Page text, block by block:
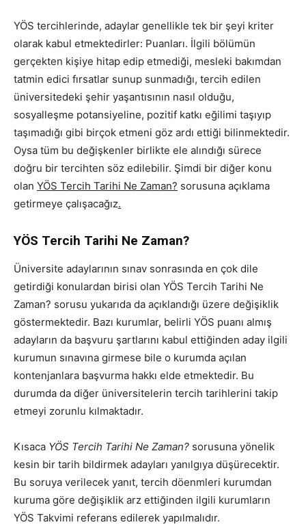
YÖS tercihlerinde, adaylar genellikle tek bir şeyi kriter
olarak kabul etmektedirler: Puanları. İlgili bölümün
gerçekten kişiye hitap edip etmediği, mesleki bakımdan
tatmin edici fırsatlar sunup sunmadığı, tercih edilen
üniversitedeki şehir yaşantısının nasıl olduğu,
sosyalleşme potansiyeline, pozitif katkı eğilimi taşıyıp
taşımadığı gibi birçok etmeni göz ardı ettiği bilinmektedir.
Oysa tüm bu değişkenler birlikte ele alındığı sürece
doğru bir tercihten söz edilebilir. Şimdi bir diğer konu
olan YÖS Tercih Tarihi Ne Zaman? sorusuna açıklama
getirmeye çalışacağız.
YÖS Tercih Tarihi Ne Zaman?
Üniversite adaylarının sınav sonrasında en çok dile
getirdiği konulardan birisi olan YÖS Tercih Tarihi Ne
Zaman? sorusu yukarıda da açıklandığı üzere değişiklik
göstermektedir. Bazı kurumlar, belirli YÖS puanı almış
adayların da başvuru şartlarını kabul ettiğinden aday ilgili
kurumun sınavına girmese bile o kurumda açılan
kontenjanlara başvurma hakkı elde etmektedir. Bu
durumda da diğer üniversitelerin tercih tarihlerini takip
etmeyi zorunlu kılmaktadır.
Kısaca YÖS Tercih Tarihi Ne Zaman? sorusuna yönelik
kesin bir tarih bildirmek adayları yanılgıya düşürecektir.
Bu soruya verilecek yanıt, tercih döenmleri kurumdan
kuruma göre değişiklik arz ettiğinden ilgili kurumların
YÖS Takvimi referans edilerek yapılmalıdır.